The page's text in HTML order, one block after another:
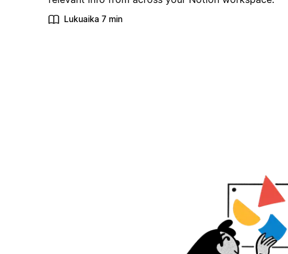
Lukuaika 7 min